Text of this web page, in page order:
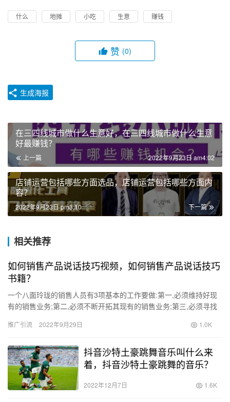
什么 地摊 小吃 生意 赚钱
赞 (0)
生成海报
在三四线城市做什么生意好，在三四线城市做什么生意
好最赚钱？
上一篇 2022年9月23日 am4:02
店铺运营包括哪些方面选品，店铺运营包括哪些方面内
容？
下一篇
2022年9月23日 pm3:10
相关推荐
如何销售产品说话技巧视频，如何销售产品说话技巧
书籍？
一个八面玲珑的销售人员有3项基本的工作要做:第一,必须维持好现
有的销售业务;第二,必须不断开拓其现有的销售业务;第三,必须寻找
推广引流 2022年9月29日 1.0K
抖音沙特土豪跳舞音乐叫什么来
着，抖音沙特土豪跳舞的音乐？
2022年12月7日 1.6K